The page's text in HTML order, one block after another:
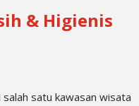
& Higienis
satu kawasan wisata